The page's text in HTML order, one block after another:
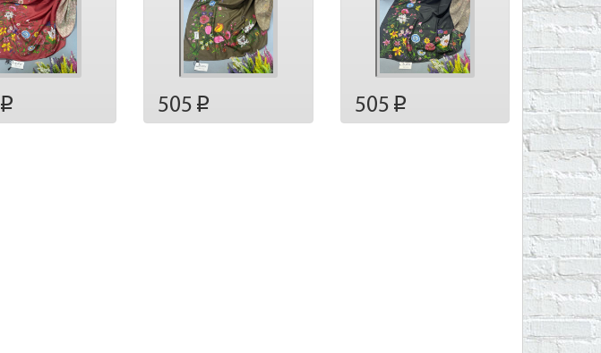
p 505 p 505 p